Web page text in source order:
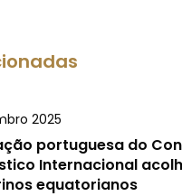
2025
portuguesa do
Internacional
equatorianos